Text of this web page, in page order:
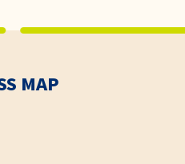
MAP